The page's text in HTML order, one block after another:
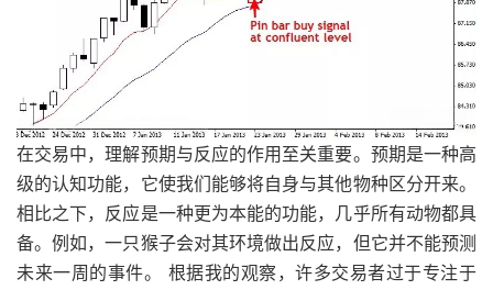
在交易中，理解预期与反应的作用至关重要。预期是一种高
级的认知功能，它使我们能够将自身与其他物种区分开来。
相比之下，反应是一种更为本能的功能，几乎所有动物都具
备。例如，一只猴子会对其环境做出反应，但它并不能预测
未来一周的事件。 根据我的观察，许多交易者过于专注于